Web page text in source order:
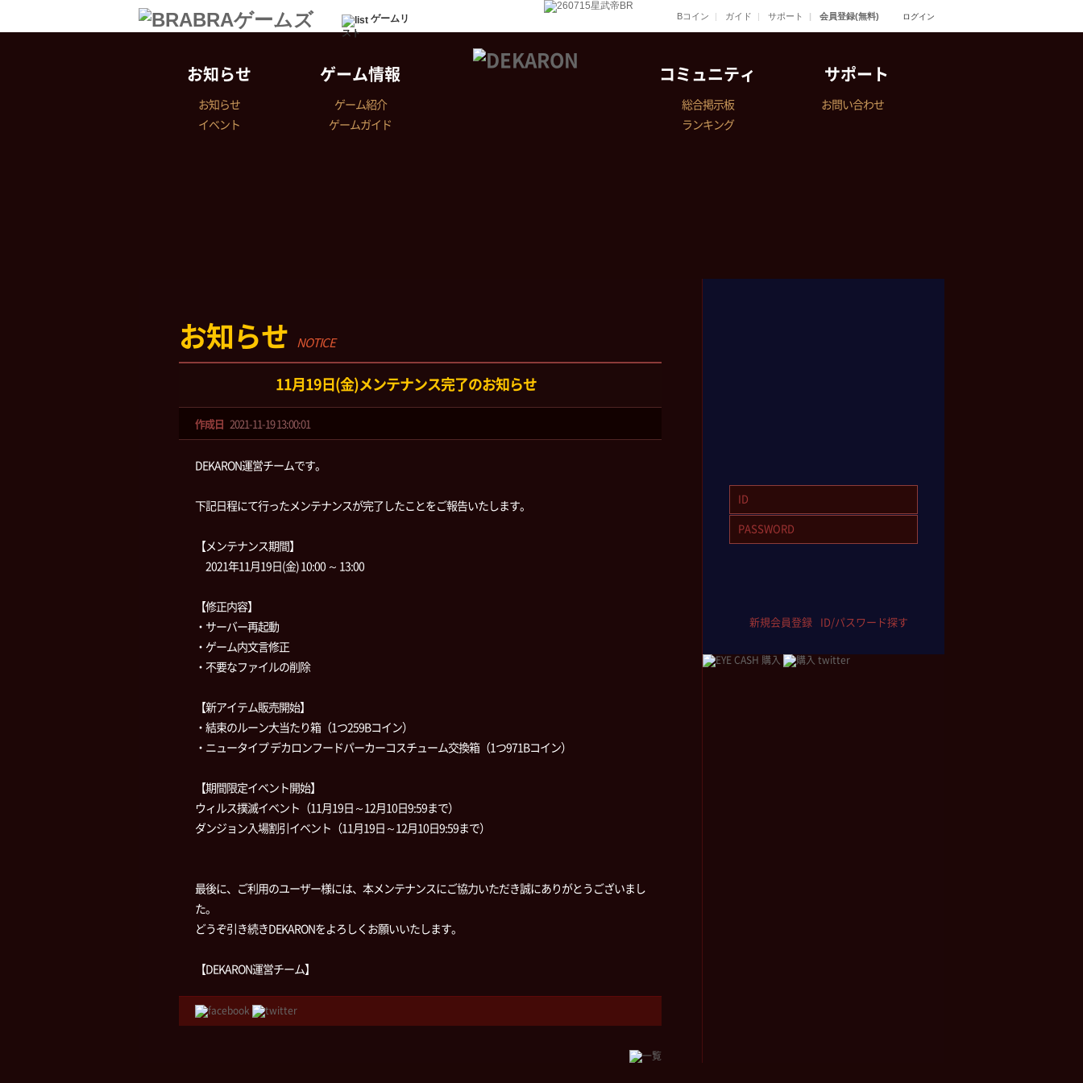
ゲームリ
スト
Bコイン ガイド サポート 会員登録(無料) ログイン
お知らせ
お知らせ
イベント
ゲーム情報
ゲーム紹介
ゲームガイド
コミュニティ
総合掲示板
ランキング
サポート
お問い合わせ
お知らせ NOTICE
11月19日(金)メンテナンス完了のお知らせ
作成日 2021-11-19 13:00:01
DEKARON運営チームです。
下記日程にて行ったメンテナンスが完了したことをご報告いたします。
【メンテナンス期間】
2021年11月19日(金) 10:00 ～ 13:00
【修正内容】
・サーバー再起動
・ゲーム内文言修正
・不要なファイルの削除
【新アイテム販売開始】
・結束のルーン大当たり箱（1つ259Bコイン）
・ニュータイプ デカロンフードパーカーコスチューム交換箱（1つ971Bコイン）
【期間限定イベント開始】
ウィルス撲滅イベント（11月19日～12月10日9:59まで）
ダンジョン入場割引イベント（11月19日～12月10日9:59まで）
最後に、ご利用のユーザー様には、本メンテナンスにご協力いただき誠にありがとうございまし
た。
どうぞ引き続きDEKARONをよろしくお願いいたします。
【DEKARON運営チーム】
新規会員登録 ID/パスワード探す